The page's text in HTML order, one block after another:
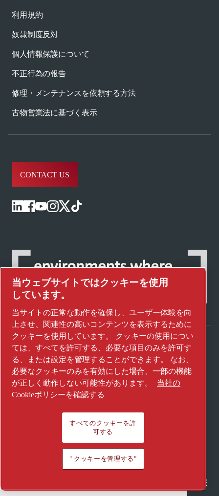
利用規約
奴隷制度反対
個人情報保護について
不正行為の報告
修理・メンテナンスを依頼する方法
古物営業法に基づく表示
CONTACT US
アトラスコプコグループが未来を変えるテク
ノロジーをどのように実現しているかご覧く
ださい。
アトラスコプコグループのウェブサイトをご
覧ください。
アトラスコプコグループの一員
" クッキーを管理する"
© 2026 Copyright. All rights reserved.
当ウェブサイトではクッキーを使用
しています。
当サイトの正常な動作を確保し、ユーザー体験を向
上させ、関連性の高いコンテンツを表示するために
クッキーを使用しています。 クッキーの使用につい
ては、すべてを許可する、必要な項目のみを許可す
る、または設定を管理することができます。 なお、
必要なクッキーのみを有効にした場合、一部の機能
が正しく動作しない可能性があります。
当社の
Cookieポリシーを確認する
すべてのクッキーを許
可する
" クッキーを管理する"